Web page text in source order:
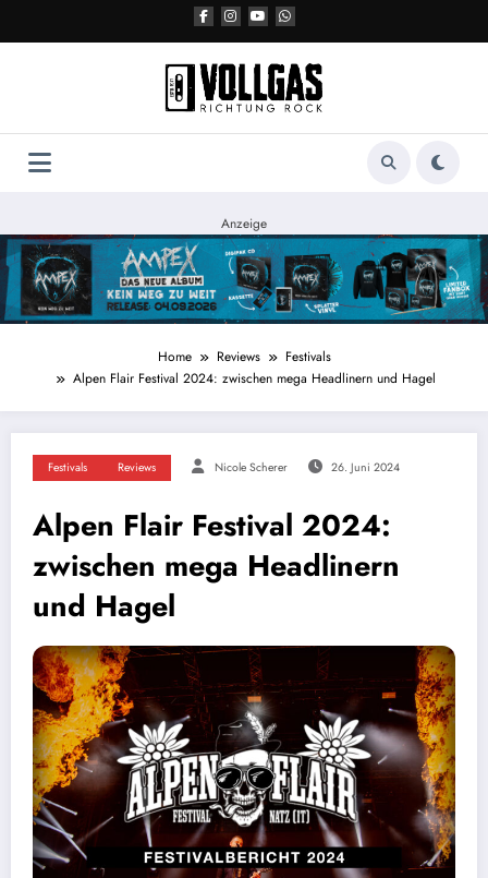
Anzeige
Home Reviews
Festivals
Alpen Flair Festival 2024: zwischen mega Headlinern und Hagel
Festivals Reviews Nicole Scherer 26. Juni 2024
Alpen Flair Festival 2024:
zwischen mega Headlinern
und Hagel